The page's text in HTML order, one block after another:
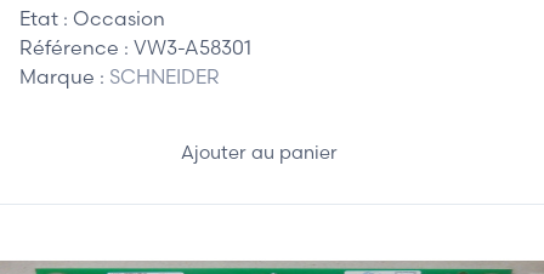
Etat : Occasion
Référence : VW3-A58301
Marque : SCHNEIDER
Ajouter au panier